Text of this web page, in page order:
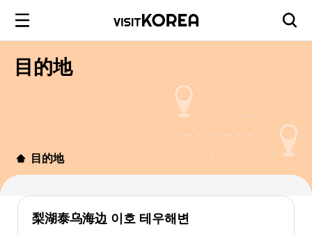
目的地
目的地
梨湖泰乌海边 이호 테우해변